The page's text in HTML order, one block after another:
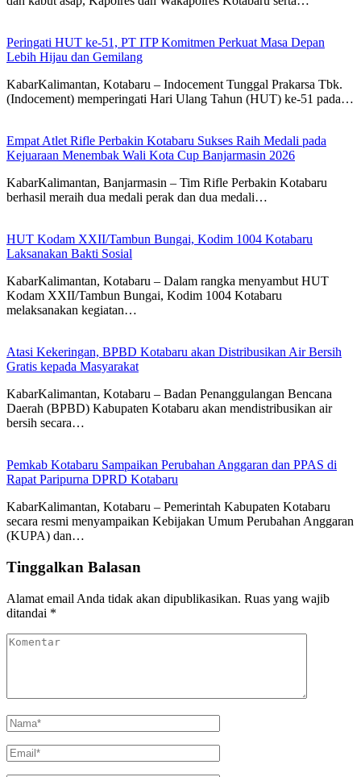
Peringati HUT ke-51, PT ITP Komitmen Perkuat Masa Depan
Lebih Hijau dan Gemilang
KabarKalimantan, Kotabaru – Indocement Tunggal Prakarsa Tbk.
(Indocement) memperingati Hari Ulang Tahun (HUT) ke-51 pada…
Empat Atlet Rifle Perbakin Kotabaru Sukses Raih Medali pada
Kejuaraan Menembak Wali Kota Cup Banjarmasin 2026
KabarKalimantan, Banjarmasin – Tim Rifle Perbakin Kotabaru
berhasil meraih dua medali perak dan dua medali…
HUT Kodam XXII/Tambun Bungai, Kodim 1004 Kotabaru
Laksanakan Bakti Sosial
KabarKalimantan, Kotabaru – Dalam rangka menyambut HUT
Kodam XXII/Tambun Bungai, Kodim 1004 Kotabaru
melaksanakan kegiatan…
Atasi Kekeringan, BPBD Kotabaru akan Distribusikan Air Bersih
Gratis kepada Masyarakat
KabarKalimantan, Kotabaru – Badan Penanggulangan Bencana
Daerah (BPBD) Kabupaten Kotabaru akan mendistribusikan air
bersih secara…
Pemkab Kotabaru Sampaikan Perubahan Anggaran dan PPAS di
Rapat Paripurna DPRD Kotabaru
KabarKalimantan, Kotabaru – Pemerintah Kabupaten Kotabaru
secara resmi menyampaikan Kebijakan Umum Perubahan Anggaran
(KUPA) dan…
Tinggalkan Balasan
Alamat email Anda tidak akan dipublikasikan. Ruas yang wajib
ditandai *